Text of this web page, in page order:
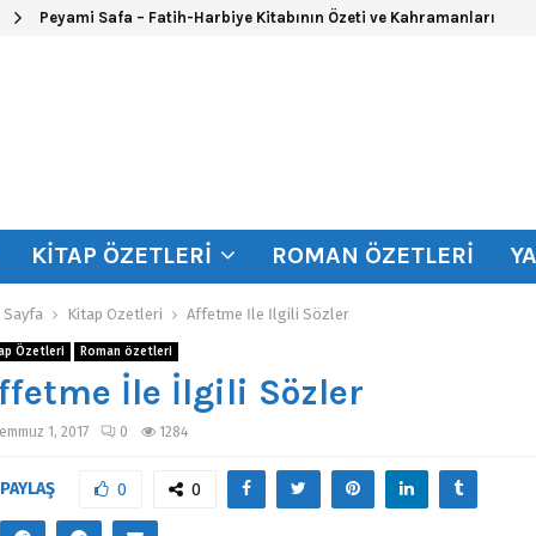
Peyami Safa – Fatih-Harbiye Kitabının Özeti ve Kahramanları
KITAP ÖZETLERI ROMAN ÖZETLERI
Sayfa Kitap Özetleri Affetme İle İlgili Sözler
Özetleri Roman özetleri
İle İlgili Sözler
1, 2017 0 1284
PAYLAŞ 0 0